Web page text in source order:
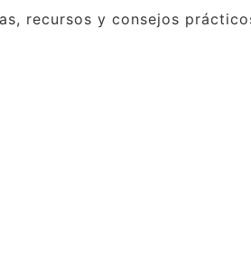
recursos y consejos